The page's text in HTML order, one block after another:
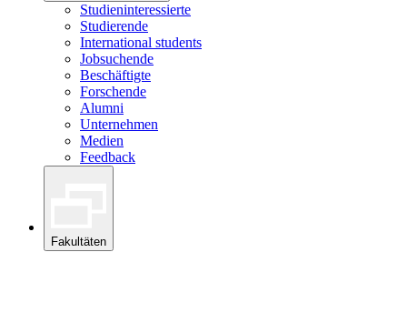
Studieninteressierte
Studierende
International students
Jobsuchende
Beschäftigte
Forschende
Alumni
Unternehmen
Medien
Feedback
Fakultäten